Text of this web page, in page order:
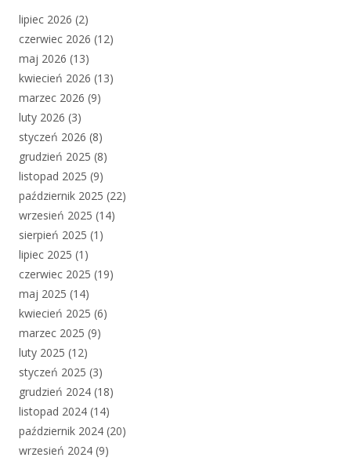
lipiec 2026 (2)
czerwiec 2026 (12)
maj 2026 (13)
kwiecień 2026 (13)
marzec 2026 (9)
luty 2026 (3)
styczeń 2026 (8)
grudzień 2025 (8)
listopad 2025 (9)
październik 2025 (22)
wrzesień 2025 (14)
sierpień 2025 (1)
lipiec 2025 (1)
czerwiec 2025 (19)
maj 2025 (14)
kwiecień 2025 (6)
marzec 2025 (9)
luty 2025 (12)
styczeń 2025 (3)
grudzień 2024 (18)
listopad 2024 (14)
październik 2024 (20)
wrzesień 2024 (9)